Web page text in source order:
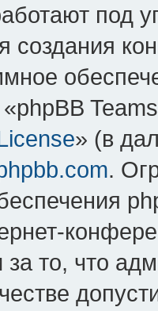
под
создания
» (в
.
за то, что